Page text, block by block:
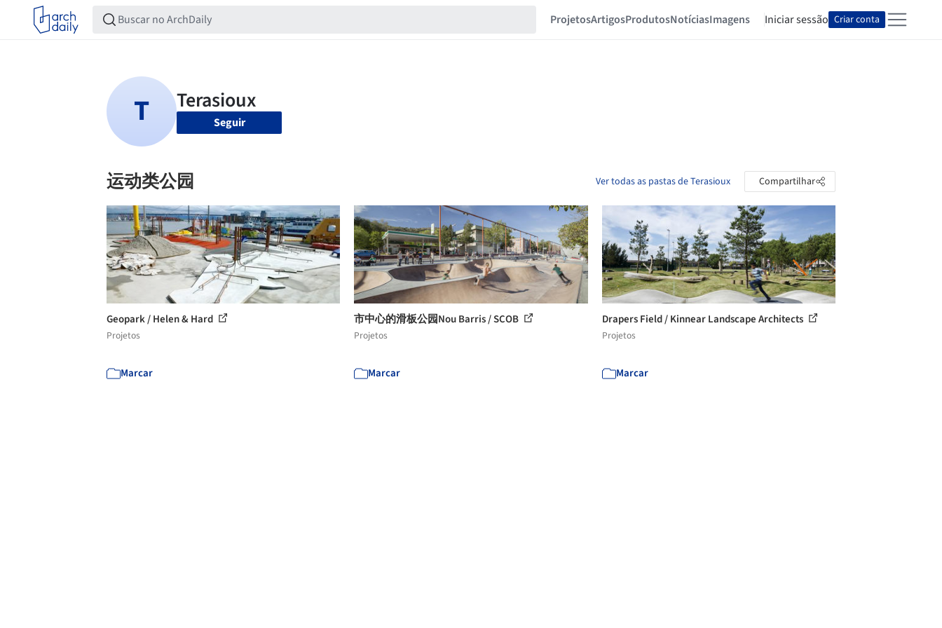
ProjetosArtigosProdutosNotíciasImagens Iniciar sessão Criar conta
Seguir
运动类公园 Ver todas as pastas de Terasioux Compartilhar
Geopark / Helen & Hard
Projetos
Marcar
市中心的滑板公园Nou Barris / SCOB
Projetos
Marcar
Drapers Field / Kinnear Landscape Architects
Projetos
Marcar